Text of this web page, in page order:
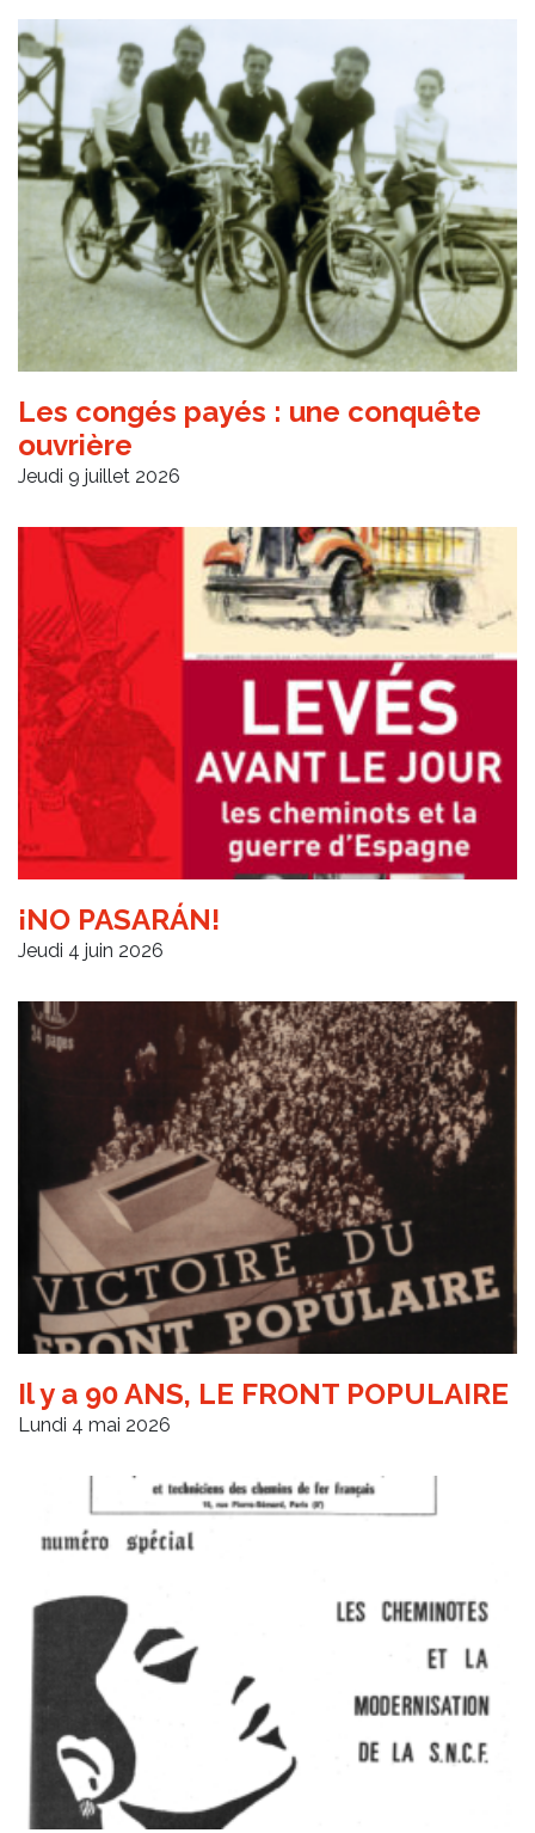
Les congés payés : une conquête
ouvrière
Jeudi 9 juillet 2026
¡NO PASARÁN!
Jeudi 4 juin 2026
Il y a 90 ANS, LE FRONT POPULAIRE
Lundi 4 mai 2026